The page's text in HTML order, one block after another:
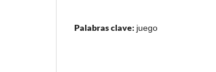
Palabras clave: juego